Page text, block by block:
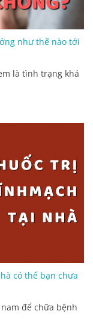
như thế nào tới
là tình trạng khá
có thể bạn chưa
để chữa bệnh